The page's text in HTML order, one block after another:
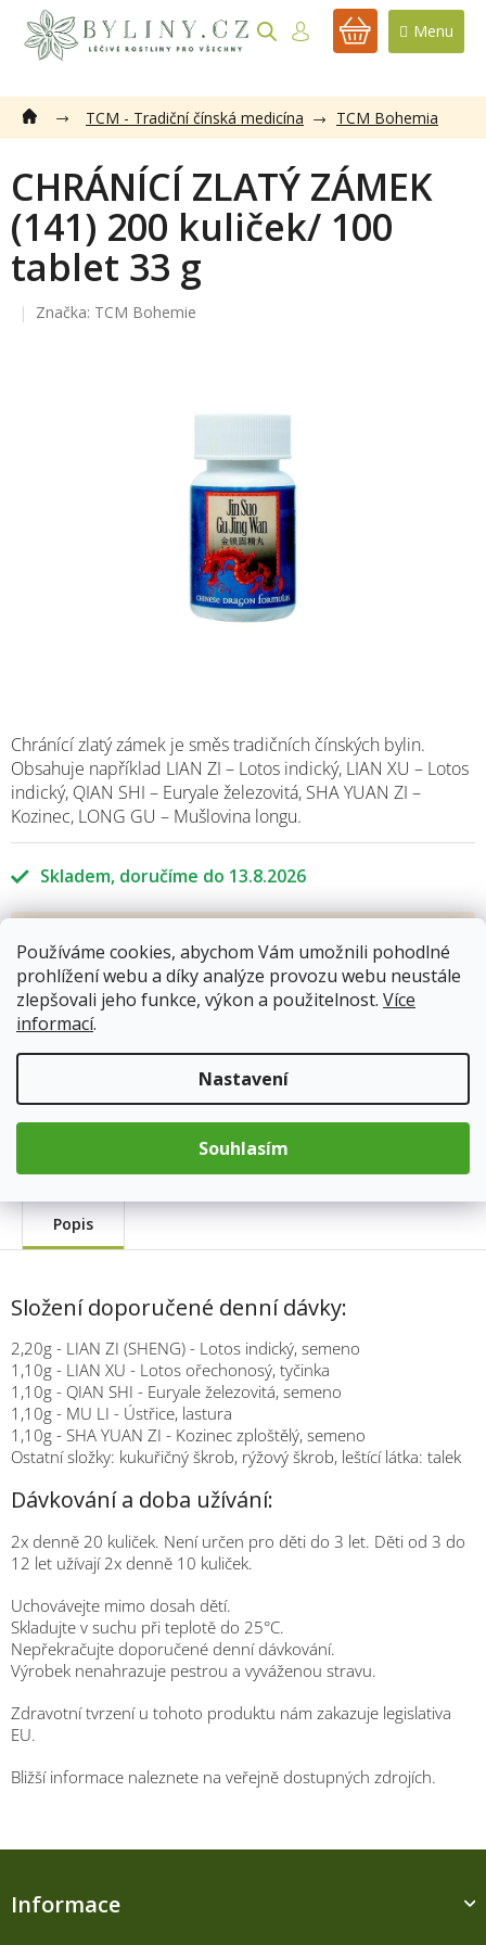
Používáme cookies, abychom Vám umožnili pohodlné
prohlížení webu a díky analýze provozu webu neustále
zlepšovali jeho funkce, výkon a použitelnost. Více
informací.
Nastavení
Souhlasím
obsah
NÁKUPNÍ
TCM - Tradiční čínská medicína TCM Bohemia
CHRÁNÍCÍ ZLATÝ ZÁMEK
(141) 200 kuliček/ 100
tablet 33 g
Značka: TCM Bohemie
Skladem 13.8.2026
Chránící zlatý zámek je směs tradičních čínských bylin.
Obsahuje například LIAN ZI – Lotos indický, LIAN XU – Lotos
indický, QIAN SHI – Euryale železovitá, SHA YUAN ZI –
Kozinec, LONG GU – Mušlovina longu.
Kategorie:
TCM Bohemia
Hmotnost: 0.033 kg
255 Kč
Měrná
cena:
Přidat do košíku
Popis
Složení doporučené denní dávky:
2,20g - LIAN ZI (SHENG) - Lotos indický, semeno
1,10g - LIAN XU - Lotos ořechonosý, tyčinka
1,10g - QIAN SHI - Euryale železovitá, semeno
1,10g - MU LI - Ústřice, lastura
1,10g - SHA YUAN ZI - Kozinec zploštělý, semeno
Ostatní složky: kukuřičný škrob, rýžový škrob, leštící látka: talek
Dávkování a doba užívání:
2x denně 20 kuliček. Není určen pro děti do 3 let. Děti od 3 do
12 let užívají 2x denně 10 kuliček.
Uchovávejte mimo dosah dětí.
Skladujte v suchu při teplotě do 25°C.
Nepřekračujte doporučené denní dávkování.
Výrobek nenahrazuje pestrou a vyváženou stravu.
Zdravotní tvrzení u tohoto produktu nám zakazuje legislativa
EU.
Bližší informace naleznete na veřejně dostupných zdrojích.
Z
Informace